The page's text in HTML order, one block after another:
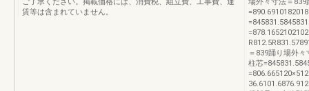
賃等は含まれていません。
＝839踊り場外
柱芯